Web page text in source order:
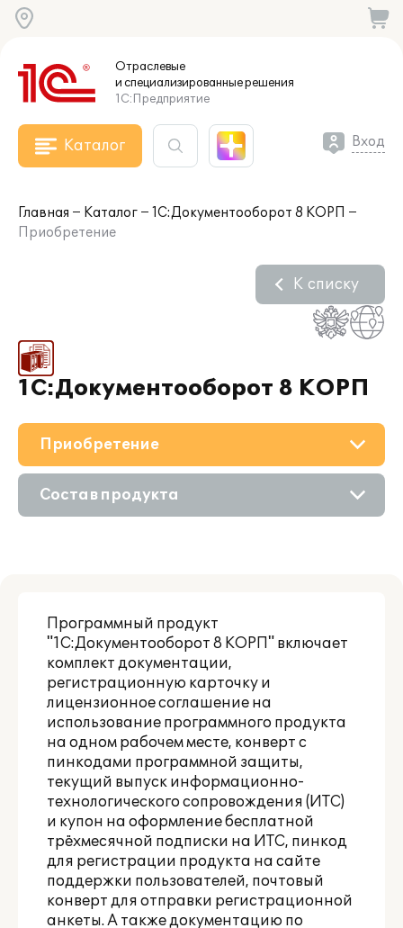
Отраслевые
и специализированныерешения
1С:Предприятие
Каталог Вход
Главная Каталог
1С:Документооборот 8 КОРП
Приобретение
1С:Документооборот 8 КОРП
К списку
О решении
Приобретение
Материалы
Партнерам
Состав продукта
Аренда продукта
Программный продукт
"1С:Документооборот 8 КОРП" включает
комплект документации,
регистрационную карточку и
лицензионное соглашение на
использование программного продукта
на одном рабочем месте, конверт с
пинкодами программной защиты,
текущий выпуск информационно-
технологического сопровождения (ИТС)
и купон на оформление бесплатной
трёхмесячной подписки на ИТС, пинкод
для регистрации продукта на сайте
поддержки пользователей, почтовый
конверт для отправки регистрационной
анкеты. А также документацию по